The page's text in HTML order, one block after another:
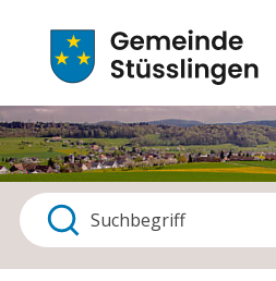
Suchbegriff
Suche starten